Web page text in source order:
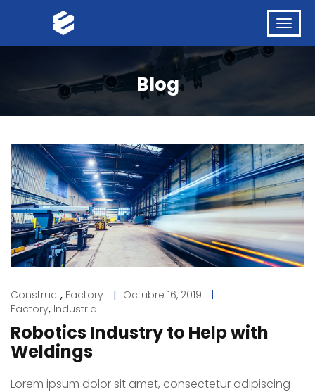
Blog
Construct, Factory | Octubre 16, 2019
Factory, Industrial
Robotics Industry to Help with
Weldings
Lorem ipsum dolor sit amet, consectetur adipiscing